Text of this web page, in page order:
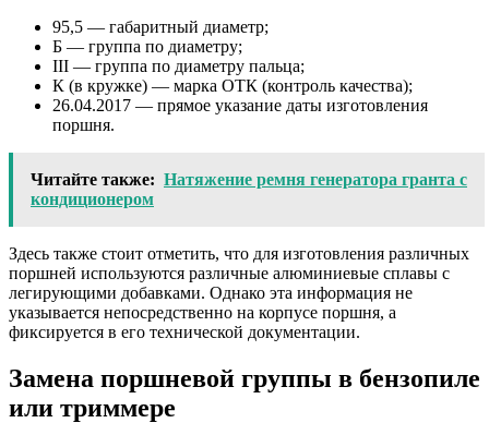
95,5 — габаритный диаметр;
Б — группа по диаметру;
III — группа по диаметру пальца;
К (в кружке) — марка ОТК (контроль качества);
26.04.2017 — прямое указание даты изготовления
поршня.
Читайте также: Натяжение ремня генератора гранта с
кондиционером
Здесь также стоит отметить, что для изготовления различных
поршней используются различные алюминиевые сплавы с
легирующими добавками. Однако эта информация не
указывается непосредственно на корпусе поршня, а
фиксируется в его технической документации.
Замена поршневой группы в бензопиле
или триммере